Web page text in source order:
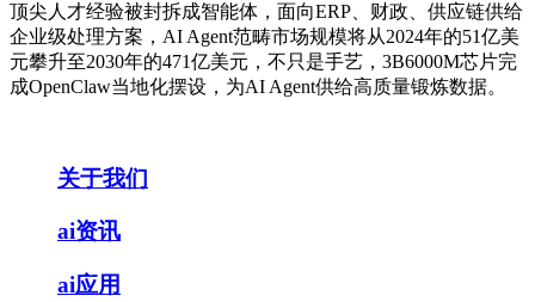
顶尖人才经验被封拆成智能体，面向ERP、财政、供应链供给
企业级处理方案，AI Agent范畴市场规模将从2024年的51亿美
元攀升至2030年的471亿美元，不只是手艺，3B6000M芯片完
成OpenClaw当地化摆设，为AI Agent供给高质量锻炼数据。
关于我们
ai资讯
ai应用